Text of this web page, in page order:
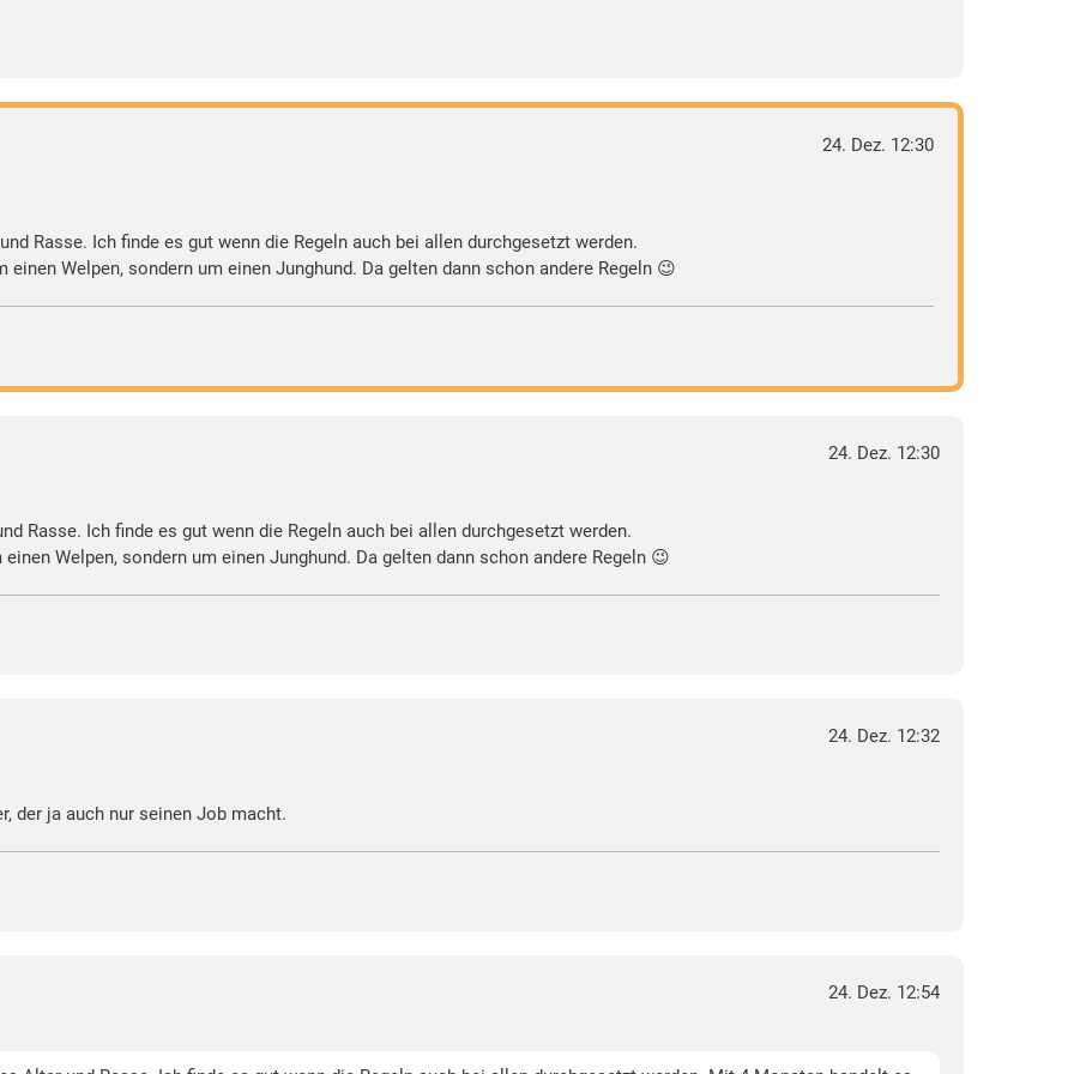
24. Dez. 12:30
Rasse. Ich finde es gut wenn die Regeln auch bei allen durchgesetzt werden.
Welpen, sondern um einen Junghund. Da gelten dann schon andere Regeln 😉
24. Dez. 12:30
Rasse. Ich finde es gut wenn die Regeln auch bei allen durchgesetzt werden.
Welpen, sondern um einen Junghund. Da gelten dann schon andere Regeln 😉
24. Dez. 12:32
der ja auch nur seinen Job macht.
24. Dez. 12:54